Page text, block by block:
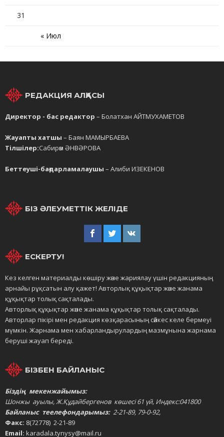
« Июл
31
РЕДАКЦИЯ АЛҚАСЫ
Директор - бас редактор – Болатхан АЙТМУХАМЕТОВ
Жауапты хатшы – Баян МАМЫРБАЕВА
Тілшілер:Сабирәм ӘНВӘРОВА
Беттеуші-бағдарламалаушы – Алиби ИЗЕКЕНОВ
БІЗ ӘЛЕУМЕТТІК ЖЕЛІДЕ
ЕСКЕРТУ!
Кез келген материалды көшіру және жариялау үшін редакцияның
арнайы рұқсатын алу қажет! Авторлық құқықтар және жанама
құқықтар толық сақталады.
Авторлық құқықтар және жанама құқықтар толық сақталады.
Авторлар пікірі мен редакция көзқарасының сәйкес келе бермеуі
мүмкін. Жарнама мен хабарландырулардың мазмұнына жарнама
беруші жауап береді.
БІЗБЕН БАЙЛАНЫС
Біздің мекенжайымыз:
Шонжы ауылы, Ж.Құдайбергенов көшесі 61 үй, Индекс:041800
Байланыс теелефондарымыз: 2-21-89, 79-0-92,
Факс: 8(72778) 2-21-89
Email: karadala.tynysy@mail.ru